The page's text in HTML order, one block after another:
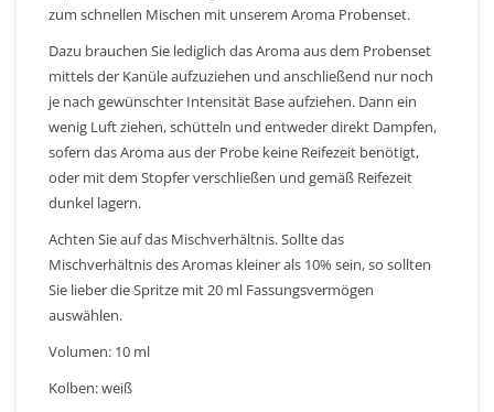
zum schnellen Mischen mit unserem Aroma Probenset.
Dazu brauchen Sie lediglich das Aroma aus dem Probenset
mittels der Kanüle aufzuziehen und anschließend nur noch
je nach gewünschter Intensität Base aufziehen. Dann ein
wenig Luft ziehen, schütteln und entweder direkt Dampfen,
sofern das Aroma aus der Probe keine Reifezeit benötigt,
oder mit dem Stopfer verschließen und gemäß Reifezeit
dunkel lagern.
Achten Sie auf das Mischverhältnis. Sollte das
Mischverhältnis des Aromas kleiner als 10% sein, so sollten
Sie lieber die Spritze mit 20 ml Fassungsvermögen
auswählen.
Volumen: 10 ml
Kolben: weiß